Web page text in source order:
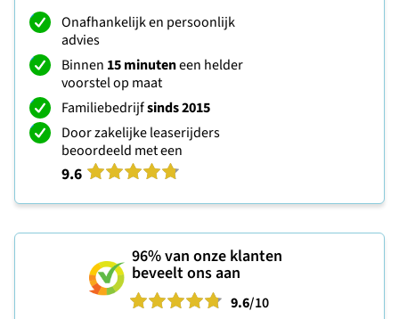
Onafhankelijk en persoonlijk
advies
Binnen 15 minuteneen helder
voorstel op maat
Familiebedrijfsinds 2015
Door zakelijke leaserijders
beoordeeld met een
9.6
96%van onze klanten
beveelt ons aan
9.6/10